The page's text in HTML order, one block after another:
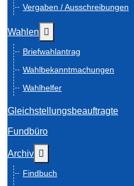
Vergaben / Ausschreibungen
Wahlen
Briefwahlantrag
Wahlbekanntmachungen
Wahlhelfer
Gleichstellungsbeauftragte
Fundbüro
Archiv
Findbuch